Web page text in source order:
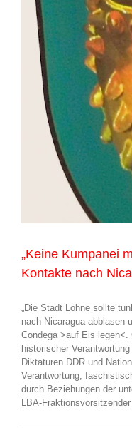
„Keine Kumpanei
Kontakte nach
„Die Stadt Löhne sollte
nach Nicaragua abblasen
Condega >auf Eis legen<.
historischer
Diktaturen DDR und
Verantwortung,
durch Beziehungen der
LBA-